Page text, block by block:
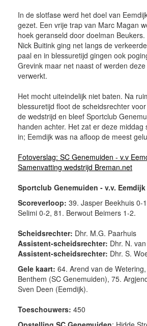
In de slotfase werd het doel van
gezet. Een vrije trap van Marc Magan
hoek geranseld door doelman
Nick Buitink ging net langs de
paal en in blessuretijd gingen ook
Grevink maar net naast of werden
verwerkt.
Het mocht uiteindelijk niet baten. Na
blessuretijd floot de scheidsrechter
de wedstrijd en bleef Sportclub
handen achter. Het zat er deze middag
in; Eemdijk was na afloop de meest
Fotoverslag: SC Genemuiden - v.v
Samenvatting wedstrijd Breman.net
Sportclub Genemuiden - v.v. Eemdijk
Scoreverloop: 39. Jasper Beekhuis 0-
Selimi 0-2, 81. Berwout Beimers 1-2.
Scheidsrechter: Dhr. M.G. Paarhuis
Assistent-scheidsrechter: Dhr. N.
Assistent-scheidsrechter: Dhr. S.
Gele kaart: 64. Arend van de
Benthem (SC Genemuiden), 75.
Sven Deen (Eemdijk).
Toeschouwers: 450